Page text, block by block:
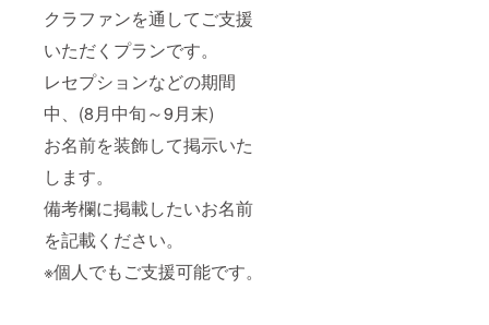
クラファンを通してご支援
いただくプランです。
レセプションなどの期間
中、(8月中旬～9月末)
お名前を装飾して掲示いた
します。
備考欄に掲載したいお名前
を記載ください。
※個人でもご支援可能です。